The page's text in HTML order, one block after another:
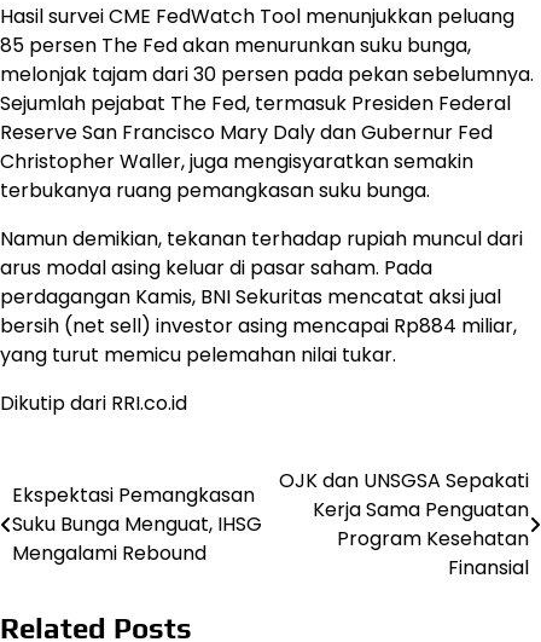
Hasil survei CME FedWatch Tool menunjukkan peluang
85 persen The Fed akan menurunkan suku bunga,
melonjak tajam dari 30 persen pada pekan sebelumnya.
Sejumlah pejabat The Fed, termasuk Presiden Federal
Reserve San Francisco Mary Daly dan Gubernur Fed
Christopher Waller, juga mengisyaratkan semakin
terbukanya ruang pemangkasan suku bunga.
Namun demikian, tekanan terhadap rupiah muncul dari
arus modal asing keluar di pasar saham. Pada
perdagangan Kamis, BNI Sekuritas mencatat aksi jual
bersih (net sell) investor asing mencapai Rp884 miliar,
yang turut memicu pelemahan nilai tukar.
Dikutip dari RRI.co.id
Post
navigation
Ekspektasi Pemangkasan
Suku Bunga Menguat, IHSG
Mengalami Rebound
OJK dan UNSGSA Sepakati
Kerja Sama Penguatan
Program Kesehatan
Finansial
Related Posts